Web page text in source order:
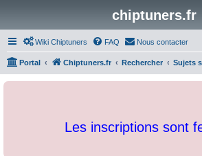
chiptuners.fr
Wiki Chiptuners FAQ Nous contacter
Portal Chiptuners.fr Rechercher Sujets
Les inscriptions sont